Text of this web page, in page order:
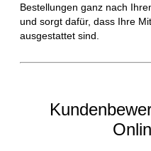
Bestellungen ganz nach
und sorgt dafür, dass Ihre
ausgestattet sind.